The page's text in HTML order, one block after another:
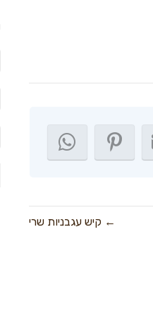
← קיש עגבניות שרי